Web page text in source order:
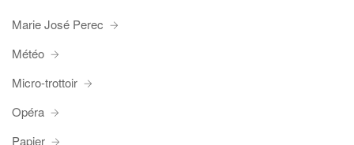
Marie José Perec
Météo
Micro-trottoir
Opéra
Papier